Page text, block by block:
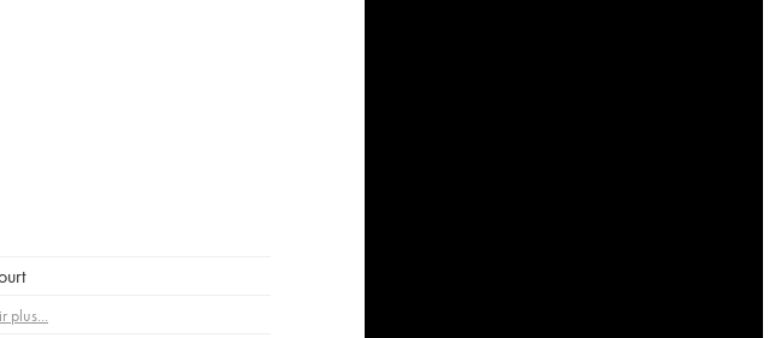
plus...